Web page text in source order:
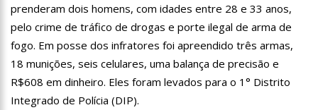
11:22 UEA e Sejusc lançam cursos de capacitação para
atendimento a Pessoas com Deficiência
11:09
Bruna Biancardi ganha mimo de R$ 820 de Neymar: ‘Se fez
presente mesmo distante’
14:30 Wilson Lima entrega Caimi Ada Rodrigues Viana revitalizado
à população idosa da zona oeste
14:25 Confira quais bairros de Manaus ficarão sem energia nesta
prenderam dois homens, com idades entre 28 e 33 anos,
pelo crime de tráfico de drogas e porte ilegal de arma de
fogo. Em posse dos infratores foi apreendido três armas,
18 munições, seis celulares, uma balança de precisão e
R$608 em dinheiro. Eles foram levados para o 1° Distrito
Integrado de Polícia (DIP).